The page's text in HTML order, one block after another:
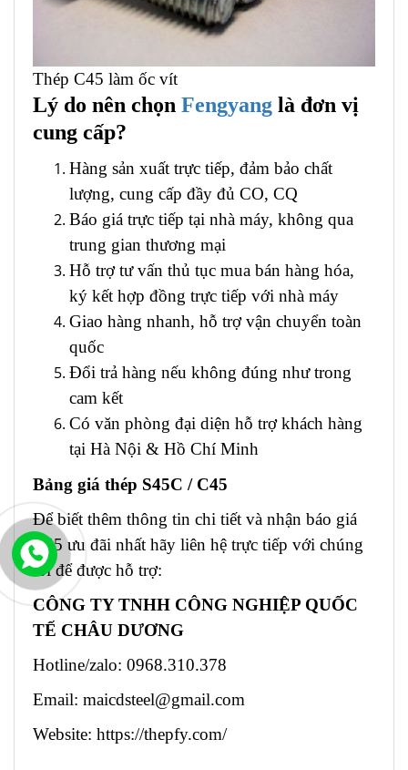
Thép C45 làm ốc vít
Lý do nên chọn Fengyang là đơn vị
cung cấp?
Hàng sản xuất trực tiếp, đảm bảo chất
lượng, cung cấp đầy đủ CO, CQ
Báo giá trực tiếp tại nhà máy, không qua
trung gian thương mại
Hỗ trợ tư vấn thủ tục mua bán hàng hóa,
ký kết hợp đồng trực tiếp với nhà máy
Giao hàng nhanh, hỗ trợ vận chuyển toàn
quốc
Đổi trả hàng nếu không đúng như trong
cam kết
Có văn phòng đại diện hỗ trợ khách hàng
tại Hà Nội & Hồ Chí Minh
Bảng giá thép S45C / C45
Để biết thêm thông tin chi tiết và nhận báo giá
C45 ưu đãi nhất hãy liên hệ trực tiếp với chúng
tôi để được hỗ trợ:
CÔNG TY TNHH CÔNG NGHIỆP QUỐC
TẾ CHÂU DƯƠNG
Hotline/zalo: 0968.310.378
Email: maicdsteel@gmail.com
Website: https://thepfy.com/